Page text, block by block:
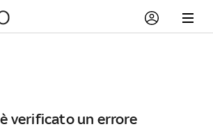
verificato un errore